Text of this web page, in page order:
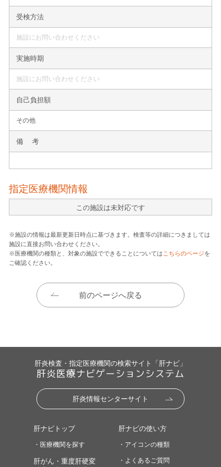
受検方法
施設にお問い合わせください
実施時期
施設にお問い合わせください
自己負担額
その他
備 考
指定医療機関情報
この施設は未対応です
※施設の情報は最新更新日時点に基づきます。検査等の詳細につきましては
施設に直接お問い合わせください。
※医療機関の種類と、対象の施設でできることについてはこちらのページを
ご確認ください。
前のページへ戻る
肝炎検査・指定医療機関の検索サイト「肝ナビ」
肝炎医療ナビゲーションシステム
肝炎情報センターサイト
肝ナビトップ
・医療機関を探す
肝がん・重度肝硬変
肝ナビの使い方
・アイコンの種類
・よくあるご質問